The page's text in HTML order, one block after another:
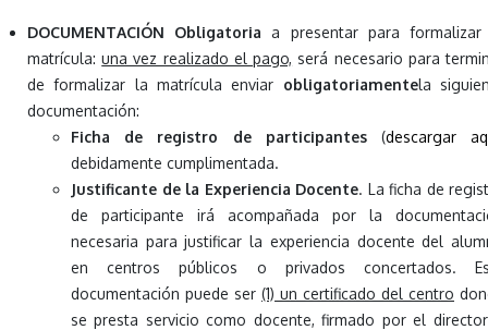
DOCUMENTACIÓN Obligatoria a presentar para
matrícula:una vez realizado el pago, será necesario para
de formalizar la matrícula enviar obligatoriamentela
documentación:
Ficha de registro de participantes (descargar
debidamente cumplimentada.
Justificante de la Experiencia Docente. La ficha de
de participante irá acompañada por la
necesaria para justificar la experiencia docente del
en centros públicos o privados concertados.
documentación puede ser (1) un certificado del centro
se presta servicio como docente, firmado por el